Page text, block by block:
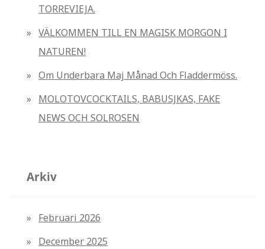
TORREVIEJA.
VÄLKOMMEN TILL EN MAGISK MORGON I
NATUREN!
Om Underbara Maj Månad Och Fladdermöss.
MOLOTOVCOCKTAILS, BABUSJKAS, FAKE
NEWS OCH SOLROSEN
Arkiv
Februari 2026
December 2025